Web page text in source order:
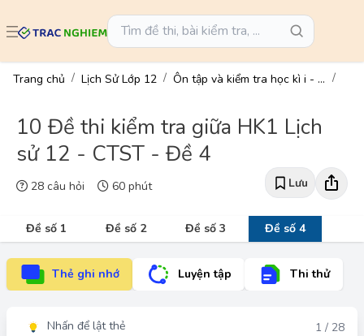
Trang chủ Lịch Sử Lớp 12 Ôn tập và kiểm tra học kì i - lịch sử 12
10 Đề thi kiểm tra giữa HK1 Lịch
sử 12 - CTST - Đề 4
28 câu hỏi 60 phút Lưu
Đề số 1 Đề số 2 Đề số 3 Đề số 4
Thẻ ghi nhớ Luyện tập Thi thử
Nhấn để lật thẻ 1 / 28